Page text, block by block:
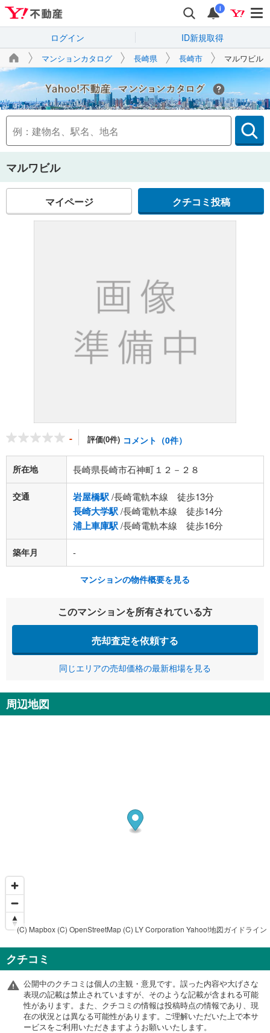
i
ログイン ID新規取得
マンションカタログ 長崎県 長崎市 マルワビル
Yahoo!不動産
マルワビル
マイページ クチコミ投稿
- 評価(0件) コメント（0件）
所在地 長崎県長崎市石神町１２－２８
交通 岩屋橋駅/長崎電軌本線 徒歩13分
長崎大学駅/長崎電軌本線 徒歩14分
浦上車庫駅/長崎電軌本線 徒歩16分
築年月 -
マンションの物件概要を見る
このマンションを所有されている方
売却査定を依頼する
同じエリアの売却価格の最新相場を見る
周辺地図
(C) Mapbox (C) OpenStreetMap (C) LY Corporation Yahoo!地図ガイドライン
クチコミ
公開中のクチコミは個人の主観・意見です。誤った内容や大げさな
表現の記載は禁止されていますが、そのような記載が含まれる可能
性があります。また、クチコミの情報は投稿時点の情報であり、現
在の状況とは異なる可能性があります。ご理解いただいた上で本サ
ービスをご利用いただきますようお願いいたします。